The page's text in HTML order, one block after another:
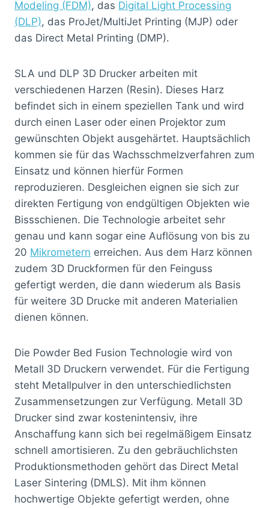
Modeling (FDM), das Digital Light Processing
(DLP), das ProJet/MultiJet Printing (MJP) oder
das Direct Metal Printing (DMP).
SLA und DLP 3D Drucker arbeiten mit
verschiedenen Harzen (Resin). Dieses Harz
befindet sich in einem speziellen Tank und wird
durch einen Laser oder einen Projektor zum
gewünschten Objekt ausgehärtet. Hauptsächlich
kommen sie für das Wachsschmelzverfahren zum
Einsatz und können hierfür Formen
reproduzieren. Desgleichen eignen sie sich zur
direkten Fertigung von endgültigen Objekten wie
Bissschienen. Die Technologie arbeitet sehr
genau und kann sogar eine Auflösung von bis zu
20 Mikrometern erreichen. Aus dem Harz können
zudem 3D Druckformen für den Feinguss
gefertigt werden, die dann wiederum als Basis
für weitere 3D Drucke mit anderen Materialien
dienen können.
Die Powder Bed Fusion Technologie wird von
Metall 3D Druckern verwendet. Für die Fertigung
steht Metallpulver in den unterschiedlichsten
Zusammensetzungen zur Verfügung. Metall 3D
Drucker sind zwar kostenintensiv, ihre
Anschaffung kann sich bei regelmäßigem Einsatz
schnell amortisieren. Zu den gebräuchlichsten
Produktionsmethoden gehört das Direct Metal
Laser Sintering (DMLS). Mit ihm können
hochwertige Objekte gefertigt werden, ohne